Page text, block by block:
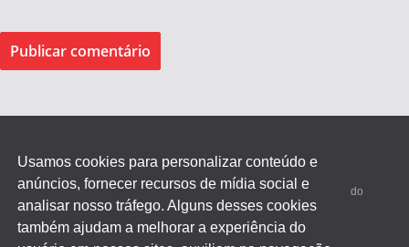
Federação dos Empregados de Agentes Autônomos do Comércio do
Estado de SP.
Trabalho Conscientizado, Sindicato Transformado!
Usamos cookies para personalizar conteúdo e
anúncios, fornecer recursos de mídia social e
analisar nosso tráfego. Alguns desses cookies
também ajudam a melhorar a experiência do